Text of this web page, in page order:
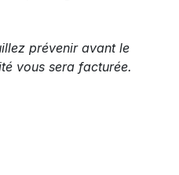
prévenir avant le
vous sera facturée.